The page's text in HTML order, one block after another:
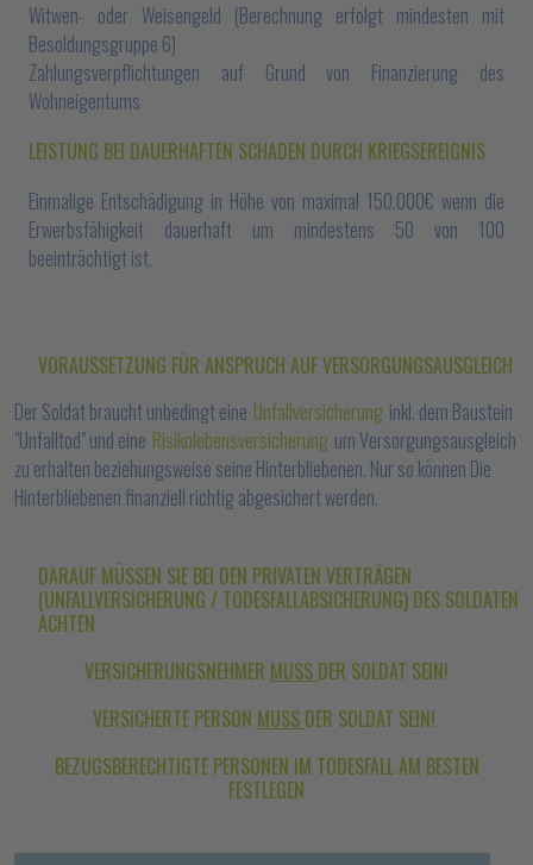
Witwen- oder Weisengeld (Berechnung erfolgt mindesten mit
Besoldungsgruppe 6)
Zahlungsverpflichtungen auf Grund von Finanzierung des
Wohneigentums
LEISTUNG BEI DAUERHAFTEN SCHADEN DURCH KRIEGSEREIGNIS
Einmalige Entschädigung in Höhe von maximal 150.000€ wenn die
Erwerbsfähigkeit dauerhaft um mindestens 50 von 100
beeinträchtigt ist.
VORAUSSETZUNG FÜR ANSPRUCH AUF VERSORGUNGSAUSGLEICH
Der Soldat braucht unbedingt eine Unfallversicherung inkl. dem Baustein
"Unfalltod" und eine Risikolebensversicherung um Versorgungsausgleich
zu erhalten beziehungsweise seine Hinterbliebenen. Nur so können Die
Hinterbliebenen finanziell richtig abgesichert werden.
DARAUF MÜSSEN SIE BEI DEN PRIVATEN VERTRÄGEN
(UNFALLVERSICHERUNG / TODESFALLABSICHERUNG) DES SOLDATEN
ACHTEN
VERSICHERUNGSNEHMER MUSS DER SOLDAT SEIN!
VERSICHERTE PERSON MUSS DER SOLDAT SEIN!
BEZUGSBERECHTIGTE PERSONEN IM TODESFALL AM BESTEN
FESTLEGEN